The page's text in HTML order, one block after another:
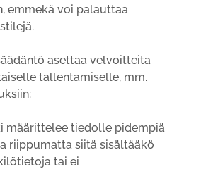
emmekä voi palauttaa
asettaa velvoitteita
tallentamiselle, mm.
määrittelee tiedolle pidempiä
riippumatta siitä sisältääkö
tai ei